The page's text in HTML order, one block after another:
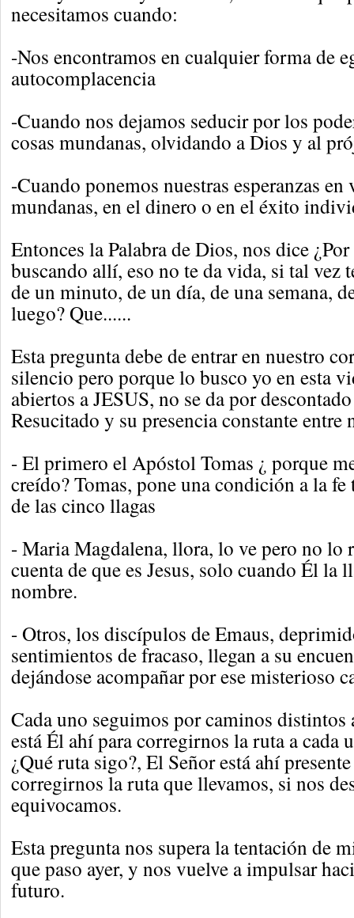
necesitamos cuando:
-Nos encontramos en cualquier forma de
autocomplacencia
-Cuando nos dejamos seducir por los
cosas mundanas, olvidando a Dios y al
-Cuando ponemos nuestras esperanzas en
mundanas, en el dinero o en el éxito
Entonces la Palabra de Dios, nos dice
buscando allí, eso no te da vida, si tal vez
de un minuto, de un día, de una semana,
luego? Que......
Esta pregunta debe de entrar en nuestro
silencio pero porque lo busco yo en esta
abiertos a JESUS, no se da por
Resucitado y su presencia constante entre
- El primero el Apóstol Tomas ¿ porque
creído? Tomas, pone una condición a la fe
de las cinco llagas
- Maria Magdalena, llora, lo ve pero no lo
cuenta de que es Jesus, solo cuando Él la
nombre.
- Otros, los discípulos de Emaus,
sentimientos de fracaso, llegan a su
dejándose acompañar por ese misterioso
Cada uno seguimos por caminos distintos
está Él ahí para corregirnos la ruta a cada
¿Qué ruta sigo?, El Señor está ahí
corregirnos la ruta que llevamos, si nos
equivocamos.
Esta pregunta nos supera la tentación de
que paso ayer, y nos vuelve a impulsar
futuro.